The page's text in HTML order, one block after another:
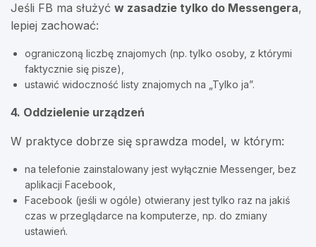
Jeśli FB ma służyć w zasadzie tylko do Messengera,
lepiej zachować:
ograniczoną liczbę znajomych (np. tylko osoby, z którymi
faktycznie się pisze),
ustawić widoczność listy znajomych na „Tylko ja”.
4. Oddzielenie urządzeń
W praktyce dobrze się sprawdza model, w którym:
na telefonie zainstalowany jest wyłącznie Messenger, bez
aplikacji Facebook,
Facebook (jeśli w ogóle) otwierany jest tylko raz na jakiś
czas w przeglądarce na komputerze, np. do zmiany
ustawień.